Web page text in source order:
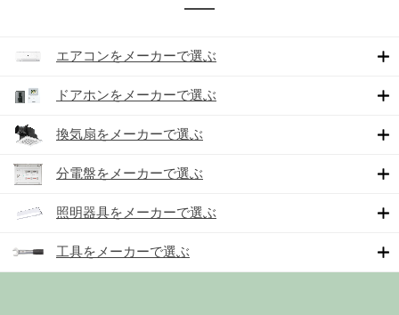
エアコンをメーカーで選ぶ
ドアホンをメーカーで選ぶ
換気扇をメーカーで選ぶ
分電盤をメーカーで選ぶ
照明器具をメーカーで選ぶ
工具をメーカーで選ぶ